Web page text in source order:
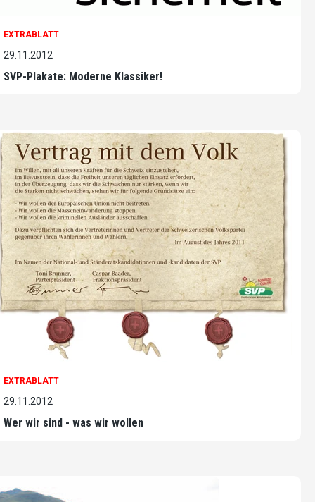
EXTRABLATT
29.11.2012
SVP-Plakate: Moderne Klassiker!
EXTRABLATT
29.11.2012
Wer wir sind - was wir wollen